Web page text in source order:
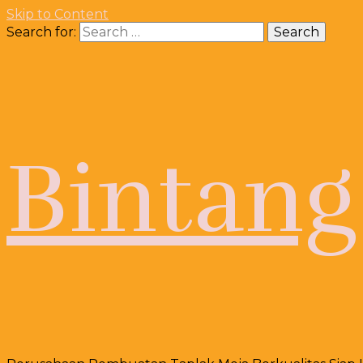
Skip to Content
Search for:
Bintang